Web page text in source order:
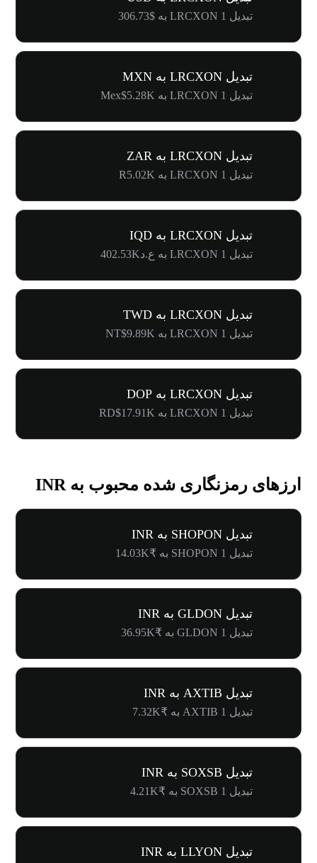
تبدیل 1 LRCXON به $306.73
تبدیل LRCXON به MXN
تبدیل 1 LRCXON به Mex$5.28K
تبدیل LRCXON به ZAR
تبدیل 1 LRCXON به R5.02K
تبدیل LRCXON به IQD
تبدیل 1 LRCXON به ع.د402.53K
تبدیل LRCXON به TWD
تبدیل 1 LRCXON به NT$9.89K
تبدیل LRCXON به DOP
تبدیل 1 LRCXON به RD$17.91K
ارزهای رمزنگاری شده محبوب به INR
تبدیل SHOPON به INR
تبدیل 1 SHOPON به ₹14.03K
تبدیل GLDON به INR
تبدیل 1 GLDON به ₹36.95K
تبدیل AXTIB به INR
تبدیل 1 AXTIB به ₹7.32K
تبدیل SOXSB به INR
تبدیل 1 SOXSB به ₹4.21K
تبدیل LLYON به INR